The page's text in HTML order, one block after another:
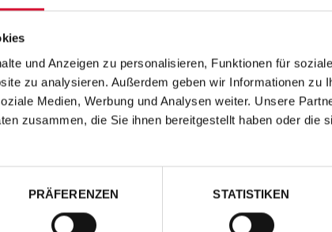
und Anzeigen zu personalisieren, Funktionen für
zu analysieren. Außerdem geben wir Informationen zu
Medien, Werbung und Analysen weiter. Unsere
zusammen, die Sie ihnen bereitgestellt haben oder die
PRÄFERENZEN STATISTIKEN